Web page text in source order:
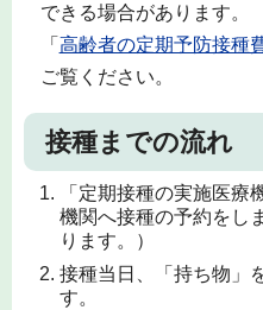
できる場合があります。
「 高齢者の定期予防接種
ご覧ください。
接種までの流れ
「定期接種の実施医療
機関へ接種の予約をし
ります。）
接種当日、「持ち物」
す。